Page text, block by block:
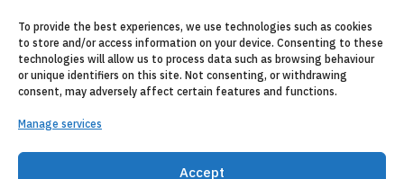
To provide the best experiences, we use technologies such as cookies
to store and/or access information on your device. Consenting to these
technologies will allow us to process data such as browsing behaviour
or unique identifiers on this site. Not consenting, or withdrawing
consent, may adversely affect certain features and functions.
Manage services
Accept
LEGAL NOTICE
PRIVACY POLICY
COLLABORATING ENTITIES